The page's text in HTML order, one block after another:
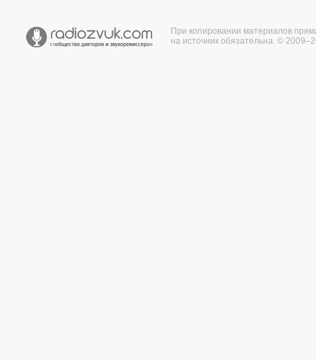
При копировании материалов
на источник обязательна. ©